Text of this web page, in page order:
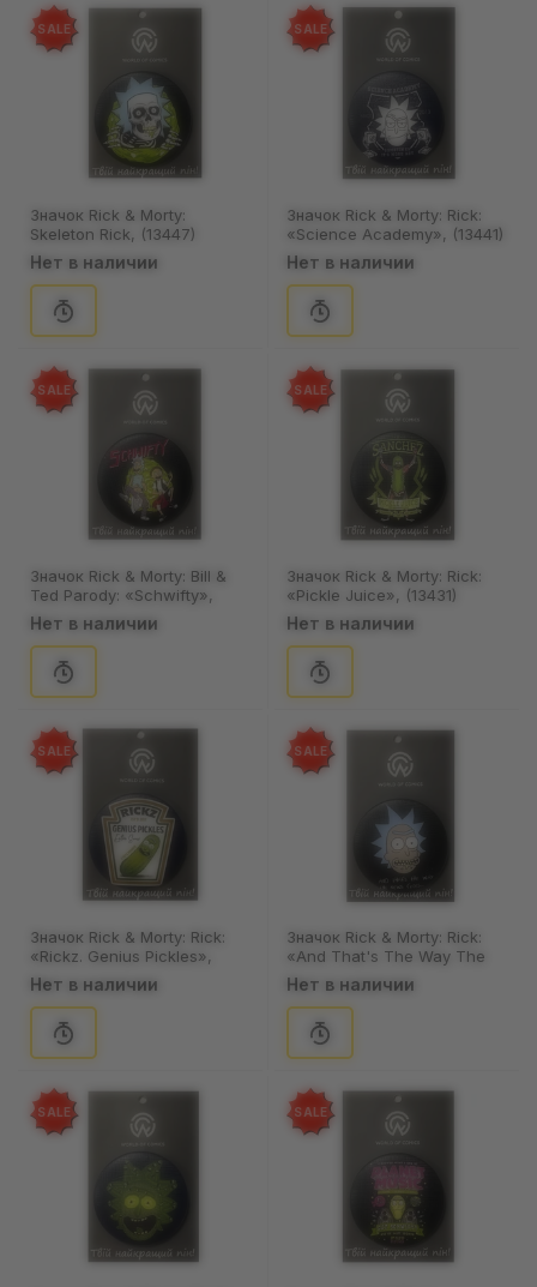
SALE
Значок Rick & Morty:
Skeleton Rick, (13447)
Нет в наличии
SALE
Значок Rick & Morty: Rick:
«Science Academy», (13441)
Нет в наличии
SALE
Значок Rick & Morty: Bill &
Ted Parody: «Schwifty»,
(13443)
Нет в наличии
SALE
Значок Rick & Morty: Rick:
«Pickle Juice», (13431)
Нет в наличии
SALE
Значок Rick & Morty: Rick:
«Rickz. Genius Pickles»,
(13444)
Нет в наличии
SALE
Значок Rick & Morty: Rick:
«And That's The Way The
News Goes...», (13452)
Нет в наличии
SALE SALE